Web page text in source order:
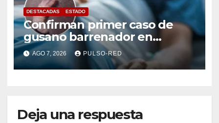
DESTACADAS ESTADO
Confirman primer caso de
gusano barrenador en
humano en Tlaxcala
AGO 7, 2026 PULSO-RED
Deja una respuesta